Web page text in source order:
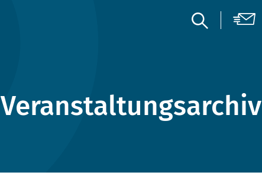
Veranstaltungsarchiv